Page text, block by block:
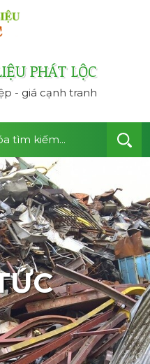
PHÁT LỘC
- giá cạnh tranh